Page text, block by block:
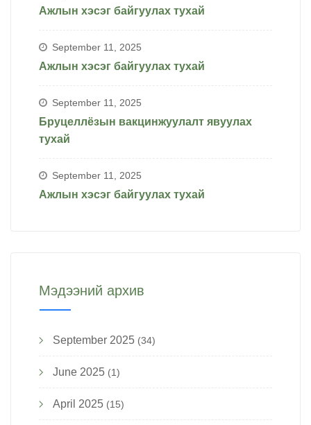
Ажлын хэсэг байгуулах тухай
September 11, 2025
Ажлын хэсэг байгуулах тухай
September 11, 2025
Бруцеллёзын вакцинжуулалт явуулах
тухай
September 11, 2025
Ажлын хэсэг байгуулах тухай
Мэдээний архив
September 2025 (34)
June 2025 (1)
April 2025 (15)